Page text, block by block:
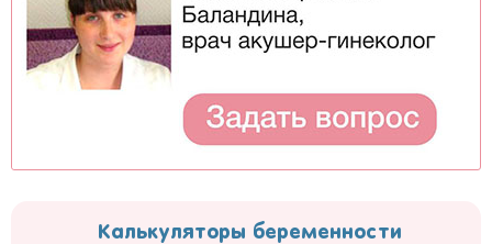
Калькуляторы беременности